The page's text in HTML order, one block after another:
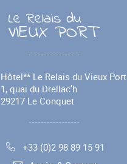
Hôtel** Le Relais du Vieux Port
1, quai du Drellac’h
29217 Le Conquet
+33 (0)2 98 89 15 91